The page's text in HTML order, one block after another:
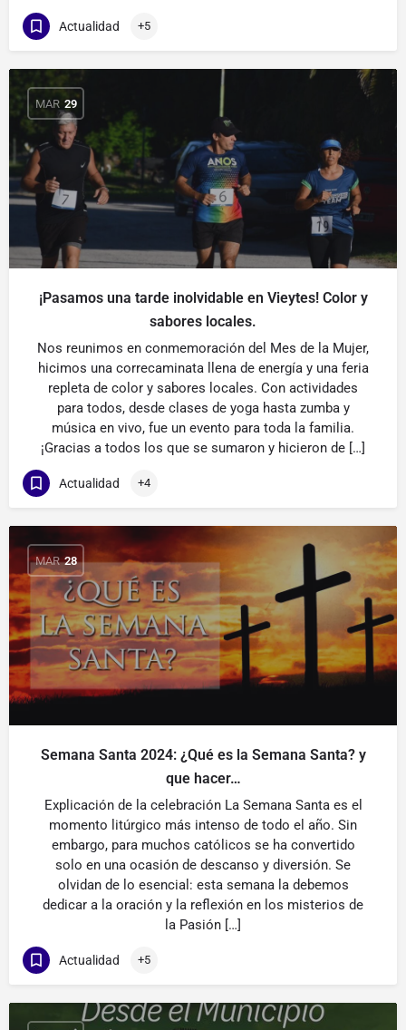
Actualidad +5
MAR 29
¡Pasamos una tarde inolvidable en Vieytes! Color y
sabores locales.
Nos reunimos en conmemoración del Mes de la Mujer,
hicimos una correcaminata llena de energía y una feria
repleta de color y sabores locales. Con actividades
para todos, desde clases de yoga hasta zumba y
música en vivo, fue un evento para toda la familia.
¡Gracias a todos los que se sumaron y hicieron de […]
Actualidad +4
MAR 28
Semana Santa 2024: ¿Qué es la Semana Santa? y
que hacer…
Explicación de la celebración La Semana Santa es el
momento litúrgico más intenso de todo el año. Sin
embargo, para muchos católicos se ha convertido
solo en una ocasión de descanso y diversión. Se
olvidan de lo esencial: esta semana la debemos
dedicar a la oración y la reflexión en los misterios de
la Pasión […]
Actualidad +5